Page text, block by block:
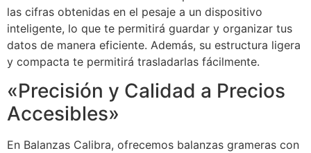
las cifras obtenidas en el pesaje a un dispositivo
inteligente, lo que te permitirá guardar y organizar tus
datos de manera eficiente. Además, su estructura ligera
y compacta te permitirá trasladarlas fácilmente.
«Precisión y Calidad a Precios
Accesibles»
En Balanzas Calibra, ofrecemos balanzas grameras con